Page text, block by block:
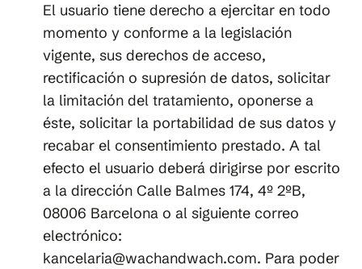
El usuario tiene derecho a ejercitar en todo
momento y conforme a la legislación
vigente, sus derechos de acceso,
rectificación o supresión de datos, solicitar
la limitación del tratamiento, oponerse a
éste, solicitar la portabilidad de sus datos y
recabar el consentimiento prestado. A tal
efecto el usuario deberá dirigirse por escrito
a la dirección Calle Balmes 174, 4º 2ºB,
08006 Barcelona o al siguiente correo
electrónico:
kancelaria@wachandwach.com. Para poder